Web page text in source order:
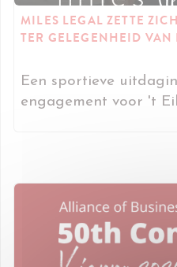
MILES LEGAL ZETTE
TER GELEGENHEID
Een sportieve
engagement voor 't